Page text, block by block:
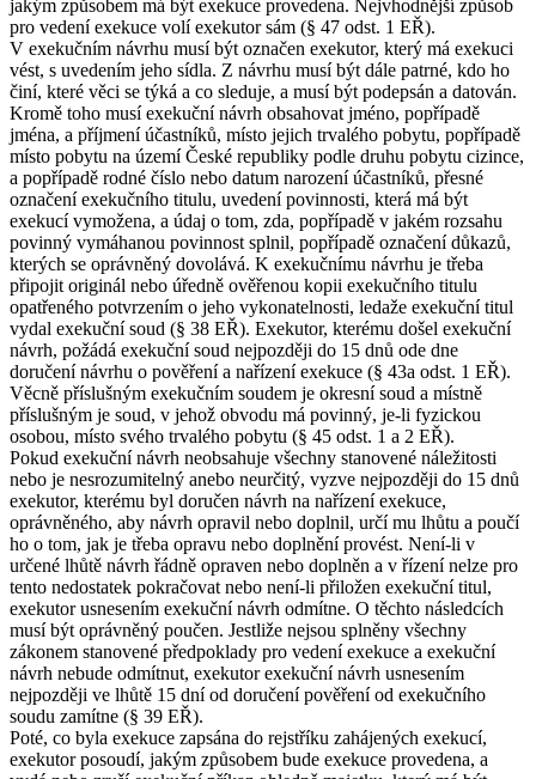
jakým způsobem má být exekuce provedena. Nejvhodnější způsob
pro vedení exekuce volí exekutor sám (§ 47 odst. 1 EŘ).
V exekučním návrhu musí být označen exekutor, který má exekuci
vést, s uvedením jeho sídla. Z návrhu musí být dále patrné, kdo ho
činí, které věci se týká a co sleduje, a musí být podepsán a datován.
Kromě toho musí exekuční návrh obsahovat jméno, popřípadě
jména, a příjmení účastníků, místo jejich trvalého pobytu, popřípadě
místo pobytu na území České republiky podle druhu pobytu cizince,
a popřípadě rodné číslo nebo datum narození účastníků, přesné
označení exekučního titulu, uvedení povinnosti, která má být
exekucí vymožena, a údaj o tom, zda, popřípadě v jakém rozsahu
povinný vymáhanou povinnost splnil, popřípadě označení důkazů,
kterých se oprávněný dovolává. K exekučnímu návrhu je třeba
připojit originál nebo úředně ověřenou kopii exekučního titulu
opatřeného potvrzením o jeho vykonatelnosti, ledaže exekuční titul
vydal exekuční soud (§ 38 EŘ). Exekutor, kterému došel exekuční
návrh, požádá exekuční soud nejpozději do 15 dnů ode dne
doručení návrhu o pověření a nařízení exekuce (§ 43a odst. 1 EŘ).
Věcně příslušným exekučním soudem je okresní soud a místně
příslušným je soud, v jehož obvodu má povinný, je-li fyzickou
osobou, místo svého trvalého pobytu (§ 45 odst. 1 a 2 EŘ).
Pokud exekuční návrh neobsahuje všechny stanovené náležitosti
nebo je nesrozumitelný anebo neurčitý, vyzve nejpozději do 15 dnů
exekutor, kterému byl doručen návrh na nařízení exekuce,
oprávněného, aby návrh opravil nebo doplnil, určí mu lhůtu a poučí
ho o tom, jak je třeba opravu nebo doplnění provést. Není-li v
určené lhůtě návrh řádně opraven nebo doplněn a v řízení nelze pro
tento nedostatek pokračovat nebo není-li přiložen exekuční titul,
exekutor usnesením exekuční návrh odmítne. O těchto následcích
musí být oprávněný poučen. Jestliže nejsou splněny všechny
zákonem stanovené předpoklady pro vedení exekuce a exekuční
návrh nebude odmítnut, exekutor exekuční návrh usnesením
nejpozději ve lhůtě 15 dní od doručení pověření od exekučního
soudu zamítne (§ 39 EŘ).
Poté, co byla exekuce zapsána do rejstříku zahájených exekucí,
exekutor posoudí, jakým způsobem bude exekuce provedena, a